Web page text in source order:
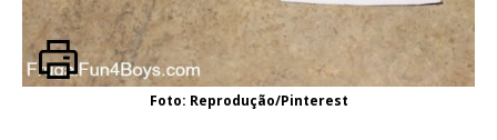
Foto: Reprodução/Pinterest